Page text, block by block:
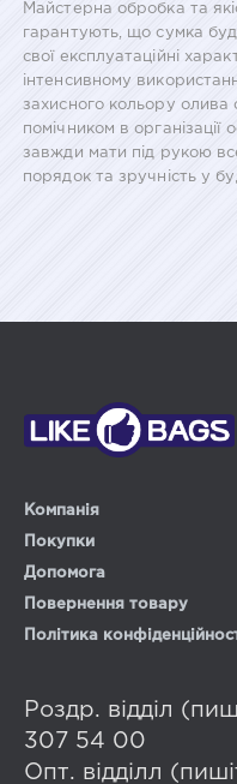
Майстерна обробка та
гарантують, що сумка
свої експлуатаційні
інтенсивному
захисного кольору олива
помічником в
завжди мати під рукою
порядок та зручність у
Компанія
Покупки
Допомога
Повернення товару
Політика
Роздр. відділ
307 54 00
Опт. відділл